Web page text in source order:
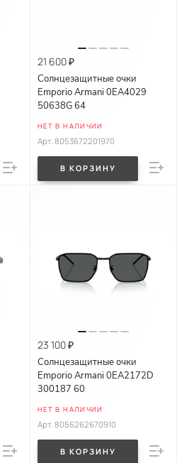
21 600 ₽
Солнцезащитные очки
Emporio Armani 0EA4029
50638G 64
НЕТ В НАЛИЧИИ
Арт. 8053672201970
В КОРЗИНУ
23 100 ₽
Солнцезащитные очки
Emporio Armani 0EA2172D
300187 60
НЕТ В НАЛИЧИИ
Арт. 8056262670910
В КОРЗИНУ